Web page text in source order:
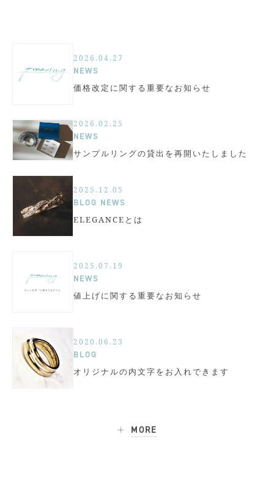
2026.04.27
NEWS
価格改定に関する重要なお知らせ
2026.02.25
NEWS
サンプルリングの貸出を再開いたしました
2025.12.05
BLOG NEWS
ELEGANCEとは
2025.07.19
NEWS
値上げに関する重要なお知らせ
2020.06.23
BLOG
オリジナルの内文字をお入れできます
MORE